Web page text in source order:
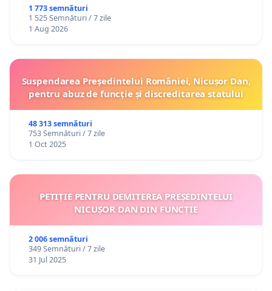
ROMÂNIA
1 773 semnături
1 525 Semnături / 7 zile
1 Aug 2026
Suspendarea Președintelui României, Nicușor Dan,
pentru abuz de funcție și discreditarea statului
48 313 semnături
753 Semnături / 7 zile
1 Oct 2025
PETIȚIE PENTRU DEMITEREA PREȘEDINTELUI
NICUȘOR DAN DIN FUNCȚIE
2 006 semnături
349 Semnături / 7 zile
31 Jul 2025